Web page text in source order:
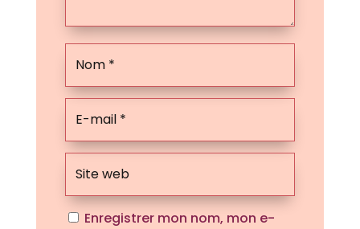
Enregistrer mon nom, mon e-